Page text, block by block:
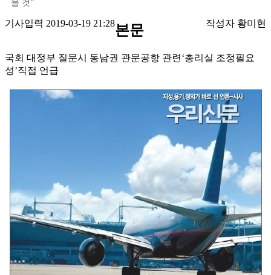
을 것”
기사입력 2019-03-19 21:28 작성자 황미현
본문
국회 대정부 질문시 동남권 관문공항 관련‘총리실 조정필요
성’직접 언급